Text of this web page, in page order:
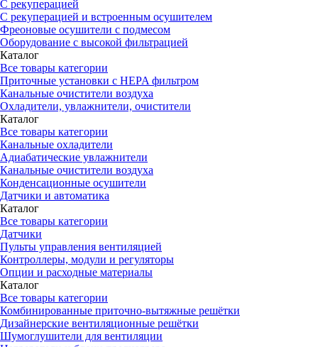
С рекуперацией
С рекуперацией и встроенным осушителем
Фреоновые осушители с подмесом
Оборудование с высокой фильтрацией
Каталог
Все товары категории
Приточные установки c HEPA фильтром
Канальные очистители воздуха
Охладители, увлажнители, очистители
Каталог
Все товары категории
Канальные охладители
Адиабатические увлажнители
Канальные очистители воздуха
Конденсационные осушители
Датчики и автоматика
Каталог
Все товары категории
Датчики
Пульты управления вентиляцией
Контроллеры, модули и регуляторы
Опции и расходные материалы
Каталог
Все товары категории
Комбинированные приточно-вытяжные решётки
Дизайнерские вентиляционные решётки
Шумоглушители для вентиляции